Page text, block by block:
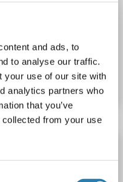
and ads, to
to analyse our traffic.
your use of our site with
analytics partners who
that you’ve
collected from your use
Détails